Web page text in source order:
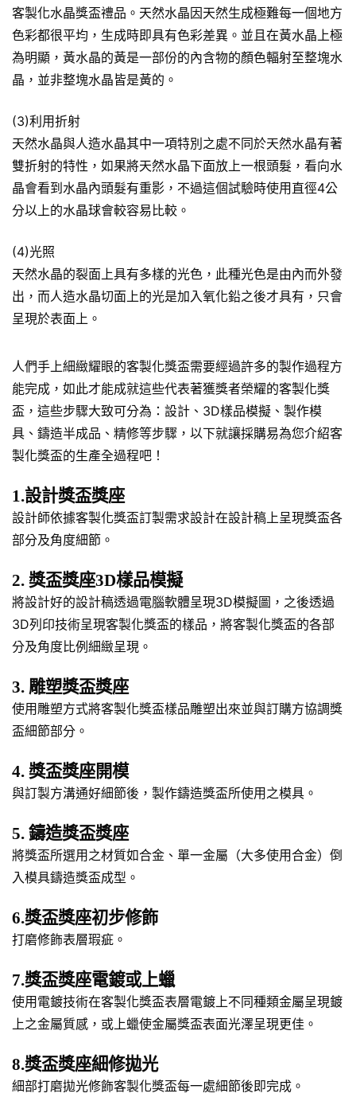
客製化水晶獎盃禮品。天然水晶因天然生成極難每一個地方
色彩都很平均，生成時即具有色彩差異。並且在黃水晶上極
為明顯，黃水晶的黃是一部份的內含物的顏色輻射至整塊水
晶，並非整塊水晶皆是黃的。
(3)利用折射
天然水晶與人造水晶其中一項特別之處不同於天然水晶有著
雙折射的特性，如果將天然水晶下面放上一根頭髮，看向水
晶會看到水晶內頭髮有重影，不過這個試驗時使用直徑4公
分以上的水晶球會較容易比較。
(4)光照
天然水晶的裂面上具有多樣的光色，此種光色是由內而外發
出，而人造水晶切面上的光是加入氧化鉛之後才具有，只會
呈現於表面上。
人們手上細緻耀眼的客製化獎盃需要經過許多的製作過程方
能完成，如此才能成就這些代表著獲獎者榮耀的客製化獎
盃，這些步驟大致可分為：設計、3D樣品模擬、製作模
具、鑄造半成品、精修等步驟，以下就讓採購易為您介紹客
製化獎盃的生產全過程吧！
1.設計獎盃獎座
設計師依據客製化獎盃訂製需求設計在設計稿上呈現獎盃各
部分及角度細節。
2. 獎盃獎座3D樣品模擬
將設計好的設計稿透過電腦軟體呈現3D模擬圖，之後透過
3D列印技術呈現客製化獎盃的樣品，將客製化獎盃的各部
分及角度比例細緻呈現。
3. 雕塑獎盃獎座
使用雕塑方式將客製化獎盃樣品雕塑出來並與訂購方協調獎
盃細節部分。
4. 獎盃獎座開模
與訂製方溝通好細節後，製作鑄造獎盃所使用之模具。
5. 鑄造獎盃獎座
將獎盃所選用之材質如合金、單一金屬（大多使用合金）倒
入模具鑄造獎盃成型。
6.獎盃獎座初步修飾
打磨修飾表層瑕疵。
7.獎盃獎座電鍍或上蠟
使用電鍍技術在客製化獎盃表層電鍍上不同種類金屬呈現鍍
上之金屬質感，或上蠟使金屬獎盃表面光澤呈現更佳。
8.獎盃獎座細修拋光
細部打磨拋光修飾客製化獎盃每一處細節後即完成。